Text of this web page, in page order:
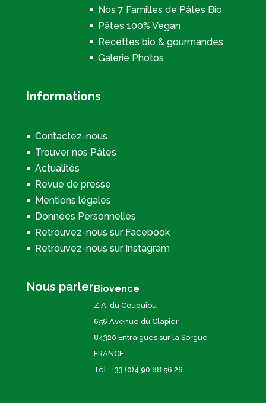
Nos 7 Familles de Pâtes Bio
Pâtes 100% Vegan
Recettes bio & gourmandes
Galerie Photos
Informations
Contactez-nous
Trouver nos Pâtes
Actualités
Revue de presse
Mentions légales
Données Personnelles
Retrouvez-nous sur Facebook
Retrouvez-nous sur Instagram
Nous parler Biovence
Z.A. du Couquiou
656 Avenue du Clapier
84320 Entraigues sur la Sorgue
FRANCE
Tél.: +33 (0)4 90 88 56 26